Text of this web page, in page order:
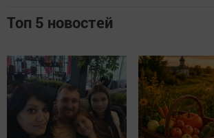
Топ 5 новостей